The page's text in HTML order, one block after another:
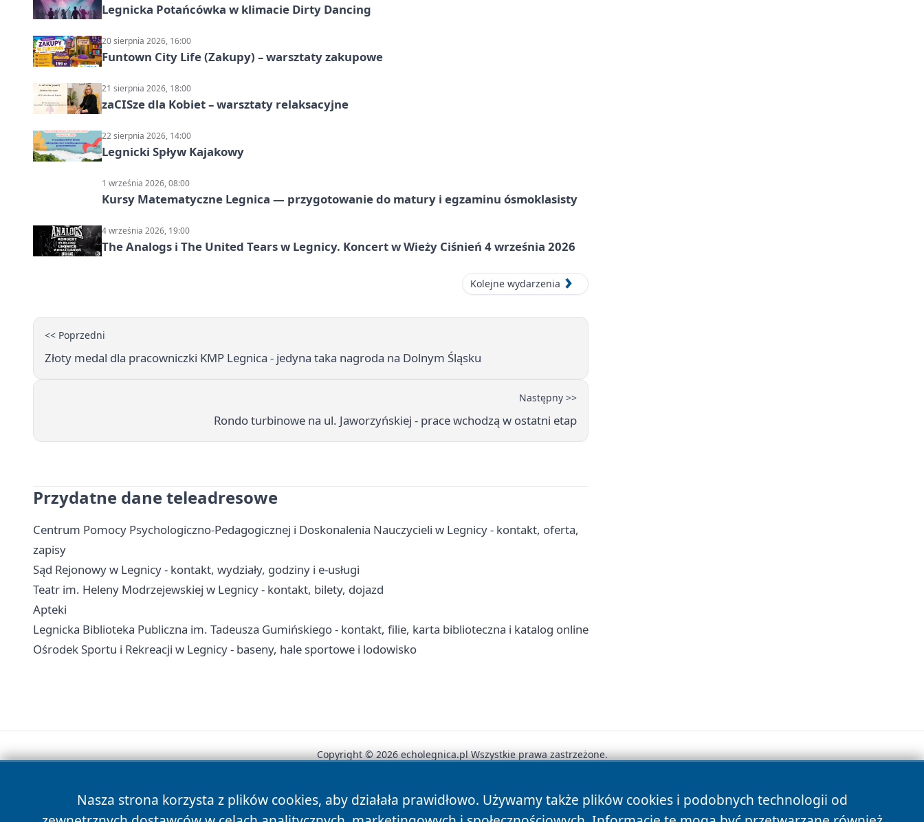
Legnicka Potańcówka w klimacie Dirty Dancing
20 sierpnia 2026, 16:00
Funtown City Life (Zakupy) – warsztaty zakupowe
21 sierpnia 2026, 18:00
zaCISze dla Kobiet – warsztaty relaksacyjne
22 sierpnia 2026, 14:00
Legnicki Spływ Kajakowy
1 września 2026, 08:00
Kursy Matematyczne Legnica — przygotowanie do matury i egzaminu ósmoklasisty
4 września 2026, 19:00
The Analogs i The United Tears w Legnicy. Koncert w Wieży Ciśnień 4 września 2026
Kolejne wydarzenia
<< Poprzedni
Złoty medal dla pracowniczki KMP Legnica - jedyna taka nagroda na Dolnym Śląsku
Następny >>
Rondo turbinowe na ul. Jaworzyńskiej - prace wchodzą w ostatni etap
Przydatne dane teleadresowe
Centrum Pomocy Psychologiczno-Pedagogicznej i Doskonalenia Nauczycieli w Legnicy - kontakt, oferta,
zapisy
Sąd Rejonowy w Legnicy - kontakt, wydziały, godziny i e-usługi
Teatr im. Heleny Modrzejewskiej w Legnicy - kontakt, bilety, dojazd
Apteki
Legnicka Biblioteka Publiczna im. Tadeusza Gumińskiego - kontakt, filie, karta biblioteczna i katalog online
Ośrodek Sportu i Rekreacji w Legnicy - baseny, hale sportowe i lodowisko
Nasza strona korzysta z plików cookies, aby działała prawidłowo. Używamy także plików cookies i podobnych technologii od
Copyright © 2026 echolegnica.pl Wszystkie prawa zastrzeżone.
News Autorzy Polityka Prywatności Polityka Cookies